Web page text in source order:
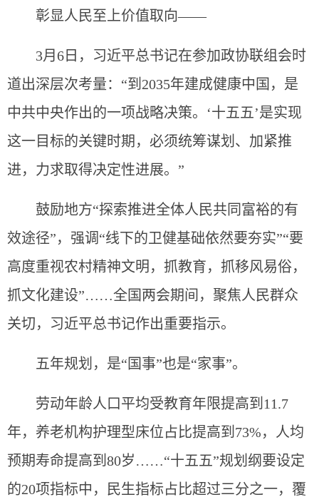
彰显人民至上价值取向——
3月6日，习近平总书记在参加政协联组会时
道出深层次考量：“到2035年建成健康中国，是
中共中央作出的一项战略决策。‘十五五’是实现
这一目标的关键时期，必须统筹谋划、加紧推
进，力求取得决定性进展。”
鼓励地方“探索推进全体人民共同富裕的有
效途径”，强调“线下的卫健基础依然要夯实”“要
高度重视农村精神文明，抓教育，抓移风易俗，
抓文化建设”……全国两会期间，聚焦人民群众
关切，习近平总书记作出重要指示。
五年规划，是“国事”也是“家事”。
劳动年龄人口平均受教育年限提高到11.7
年，养老机构护理型床位占比提高到73%，人均
预期寿命提高到80岁……“十五五”规划纲要设定
的20项指标中，民生指标占比超过三分之一，覆